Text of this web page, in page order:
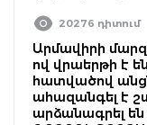
20276 դիտում
Արմավիրի
ով վրաերթի է
հատվածով
ահազանգել է
արձանագրել են